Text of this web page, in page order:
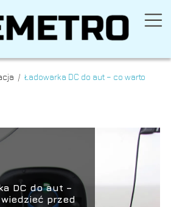
/ Ładowarka DC do aut – co warto
DC do aut –
przed